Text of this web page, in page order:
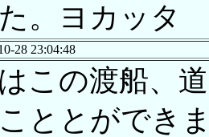
。ヨカッタ
28 23:04:48
この渡船、
ととができ